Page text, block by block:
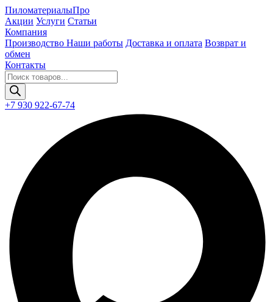
ПиломатериалыПро
Акции Услуги Статьи
Компания
Производство Наши работы Доставка и оплата Возврат и
обмен
Контакты
Поиск
товаров
+7 930 922-67-74